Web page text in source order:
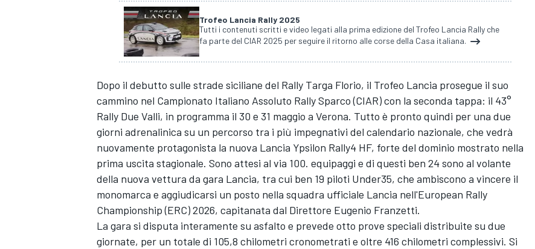
MONOPOSTO
Trofeo Lancia Rally 2025
Tutti i contenuti scritti e video legati alla prima edizione del Trofeo Lancia Rally che
fa parte del CIAR 2025 per seguire il ritorno alle corse della Casa italiana.
Dopo il debutto sulle strade siciliane del Rally Targa Florio, il Trofeo Lancia prosegue il suo
cammino nel Campionato Italiano Assoluto Rally Sparco (CIAR) con la seconda tappa: il 43°
Rally Due Valli, in programma il 30 e 31 maggio a Verona. Tutto è pronto quindi per una due
giorni adrenalinica su un percorso tra i più impegnativi del calendario nazionale, che vedrà
nuovamente protagonista la nuova Lancia Ypsilon Rally4 HF, forte del dominio mostrato nella
prima uscita stagionale. Sono attesi al via 100. equipaggi e di questi ben 24 sono al volante
della nuova vettura da gara Lancia, tra cui ben 19 piloti Under35, che ambiscono a vincere il
monomarca e aggiudicarsi un posto nella squadra ufficiale Lancia nell'European Rally
Championship (ERC) 2026, capitanata dal Direttore Eugenio Franzetti.
La gara si disputa interamente su asfalto e prevede otto prove speciali distribuite su due
giornate, per un totale di 105,8 chilometri cronometrati e oltre 416 chilometri complessivi. Si